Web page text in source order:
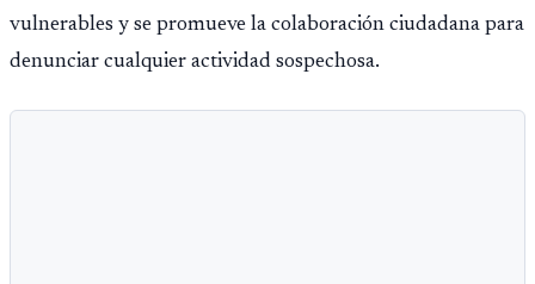
vulnerables y se promueve la colaboración ciudadana para
denunciar cualquier actividad sospechosa.